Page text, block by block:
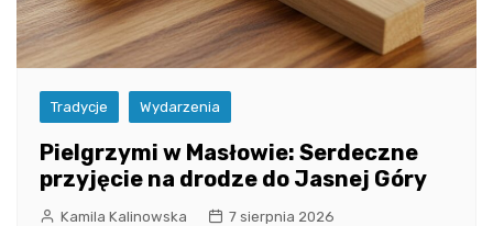
Tradycje Wydarzenia
Pielgrzymi w Masłowie: Serdeczne
przyjęcie na drodze do Jasnej Góry
Kamila Kalinowska 7 sierpnia 2026